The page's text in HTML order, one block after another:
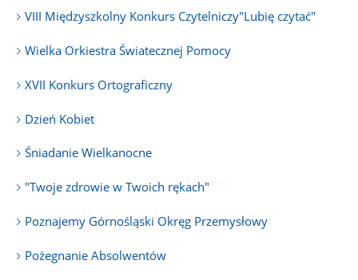
VIII Międzyszkolny Konkurs Czytelniczy"Lubię czytać"
Wielka Orkiestra Światecznej Pomocy
XVII Konkurs Ortograficzny
Dzień Kobiet
Śniadanie Wielkanocne
"Twoje zdrowie w Twoich rękach"
Poznajemy Górnośląski Okręg Przemysłowy
Pożegnanie Absolwentów